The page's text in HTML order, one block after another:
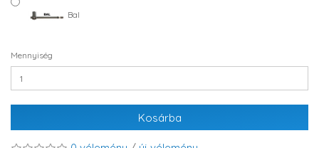
Bal
Mennyiség
Kosárba